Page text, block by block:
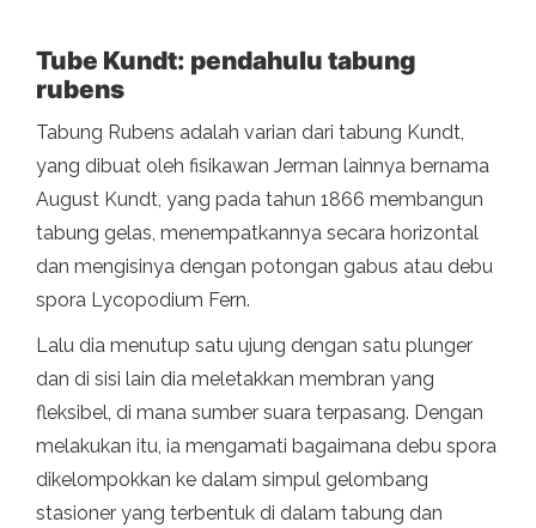
Tube Kundt: pendahulu tabung
rubens
Tabung Rubens adalah varian dari tabung Kundt,
yang dibuat oleh fisikawan Jerman lainnya bernama
August Kundt, yang pada tahun 1866 membangun
tabung gelas, menempatkannya secara horizontal
dan mengisinya dengan potongan gabus atau debu
spora Lycopodium Fern.
Lalu dia menutup satu ujung dengan satu plunger
dan di sisi lain dia meletakkan membran yang
fleksibel, di mana sumber suara terpasang. Dengan
melakukan itu, ia mengamati bagaimana debu spora
dikelompokkan ke dalam simpul gelombang
stasioner yang terbentuk di dalam tabung dan